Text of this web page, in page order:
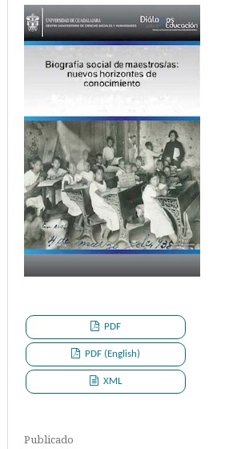
PDF
PDF (English)
XML
Publicado